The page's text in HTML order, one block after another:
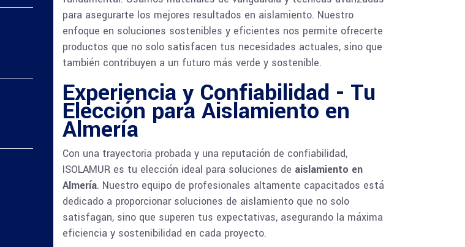
para asegurarte los mejores resultados en aislamiento. Nuestro
enfoque en soluciones sostenibles y eficientes nos permite ofrecerte
productos que no solo satisfacen tus necesidades actuales, sino que
también contribuyen a un futuro más verde y sostenible.
Experiencia y Confiabilidad - Tu
Elección para Aislamiento en
Almería
Con una trayectoria probada y una reputación de confiabilidad,
ISOLAMUR es tu elección ideal para soluciones de aislamiento en
Almería. Nuestro equipo de profesionales altamente capacitados está
dedicado a proporcionar soluciones de aislamiento que no solo
satisfagan, sino que superen tus expectativas, asegurando la máxima
eficiencia y sostenibilidad en cada proyecto.